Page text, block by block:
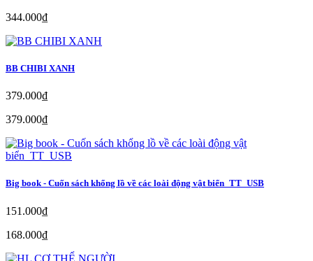
344.000₫
BB CHIBI XANH
379.000₫
379.000₫
Big book - Cuốn sách khổng lồ về các loài động vật biển_TT_USB
151.000₫
168.000₫